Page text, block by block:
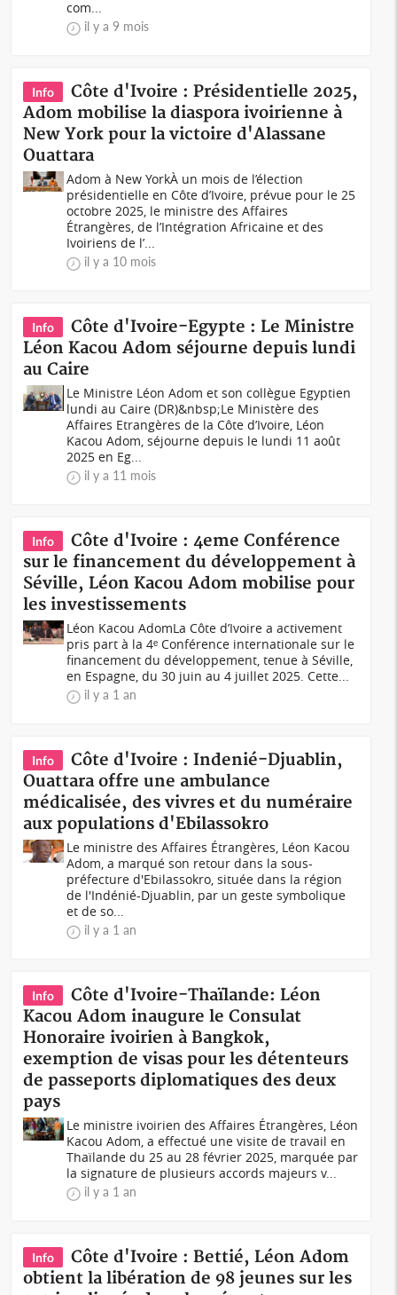
com...
il y a 9 mois
Info
Côte d'Ivoire : Présidentielle 2025,
Adom mobilise la diaspora ivoirienne à
New York pour la victoire d'Alassane
Ouattara
Adom à New YorkÀ un mois de l’élection
présidentielle en Côte d’Ivoire, prévue pour le 25
octobre 2025, le ministre des Affaires
Étrangères, de l’Intégration Africaine et des
Ivoiriens de l’...
il y a 10 mois
Info
Côte d'Ivoire-Egypte : Le Ministre
Léon Kacou Adom séjourne depuis lundi
au Caire
Le Ministre Léon Adom et son collègue Egyptien
lundi au Caire (DR)&nbsp;Le Ministère des
Affaires Etrangères de la Côte d’Ivoire, Léon
Kacou Adom, séjourne depuis le lundi 11 août
2025 en Eg...
il y a 11 mois
Info
Côte d'Ivoire : 4eme Conférence
sur le financement du développement à
Séville, Léon Kacou Adom mobilise pour
les investissements
Léon Kacou AdomLa Côte d’Ivoire a activement
pris part à la 4ᵉ Conférence internationale sur le
financement du développement, tenue à Séville,
en Espagne, du 30 juin au 4 juillet 2025. Cette...
il y a 1 an
Info
Côte d'Ivoire : Indenié-Djuablin,
Ouattara offre une ambulance
médicalisée, des vivres et du numéraire
aux populations d'Ebilassokro
Le ministre des Affaires Étrangères, Léon Kacou
Adom, a marqué son retour dans la sous-
préfecture d'Ebilassokro, située dans la région
de l'Indénié-Djuablin, par un geste symbolique
et de so...
il y a 1 an
Info
Côte d'Ivoire-Thaïlande: Léon
Kacou Adom inaugure le Consulat
Honoraire ivoirien à Bangkok,
exemption de visas pour les détenteurs
de passeports diplomatiques des deux
pays
Le ministre ivoirien des Affaires Étrangères, Léon
Kacou Adom, a effectué une visite de travail en
Thaïlande du 25 au 28 février 2025, marquée par
la signature de plusieurs accords majeurs v...
il y a 1 an
Info
Côte d'Ivoire : Bettié, Léon Adom
obtient la libération de 98 jeunes sur les